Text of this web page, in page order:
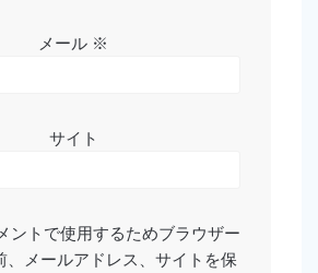
メール ※
サイト
ントで使用するためブラウザー
、メールアドレス、サイトを保